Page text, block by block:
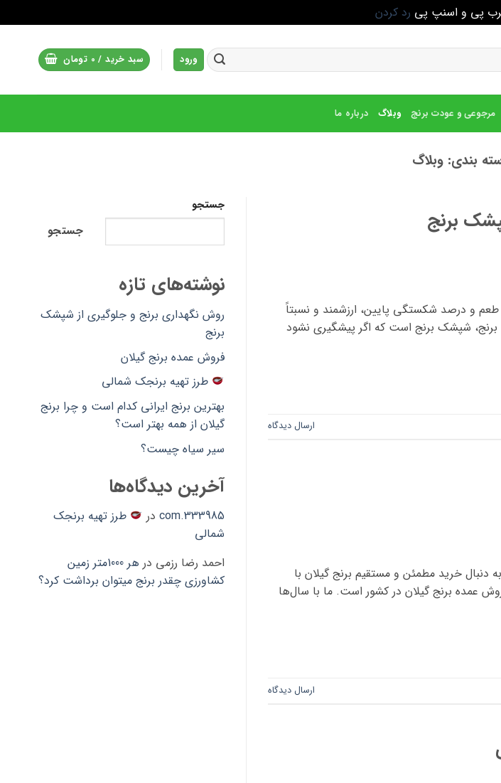
پی و اسنپ پی رد کردن
ورود سبد خرید / 0 تومان
مرجوعی و عودت برنج وبلاگ درباره ما
بندی:وبلاگ
برنج
طعم و درصد شکستگی پایین، ارزشمند و نسبتاً
برنج، شپشک برنج است که اگر پیشگیری نشود
ارسال دیدگاه
دنبال خرید مطمئن و مستقیم برنج گیلان با
عمده برنج گیلان در کشور است. ما با سال‌ها
ارسال دیدگاه
جستجو
جستجو
نوشته‌های تازه
روش نگهداری برنج و جلوگیری از شپشک
برنج
فروش عمده برنج گیلان
طرز تهیه برنجک شمالی
بهترین برنج ایرانی کدام است و چرا برنج
گیلان از همه بهتر است؟
سیر سیاه چیست؟
آخرین دیدگاه‌ها
333985.com در
طرز تهیه برنجک
شمالی
احمد رضا رزمی در
هر 1000متر زمین
کشاورزی چقدر برنج میتوان برداشت کرد؟